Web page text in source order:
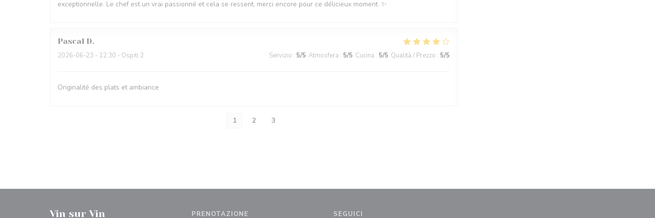
exceptionnelle. Le chef est un vrai passionné et cela se ressent, merci encore pour ce délicieux moment. ✨
Pascal D
2026-06-23 - 12:30 - Ospiti 2 Servizio : 5/5 Atmosfera : 5/5 Cucina : 5/5 Qualità / Prezzo : 5/5
Originalité des plats et ambiance
1 2 3
Vin sur Vin PRENOTAZIONE SEGUICI